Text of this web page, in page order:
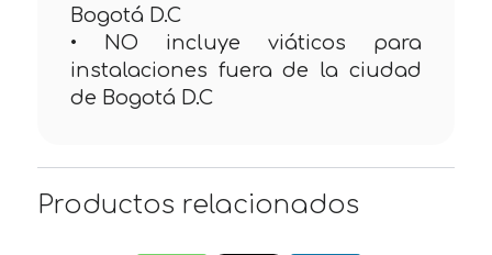
Bogotá D.C
• NO incluye viáticos para
instalaciones fuera de la ciudad
de Bogotá D.C
Productos relacionados